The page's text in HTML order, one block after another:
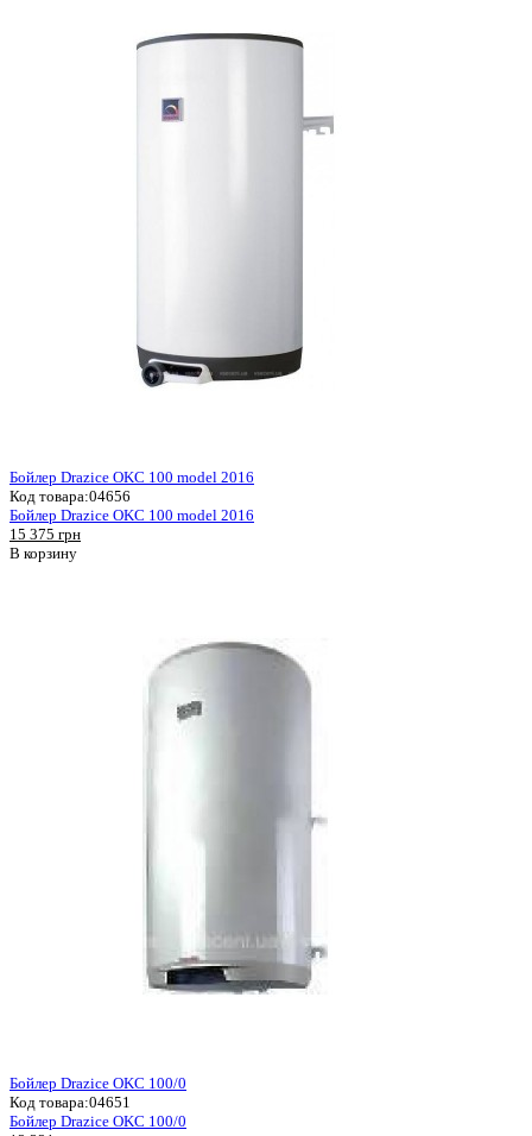
Бойлер Drazice OKC 100 model 2016
Код товара:04656
Бойлер Drazice OKC 100 model 2016
15 375 грн
В корзину
Бойлер Drazice OKC 100/0
Код товара:04651
Бойлер Drazice OKC 100/0